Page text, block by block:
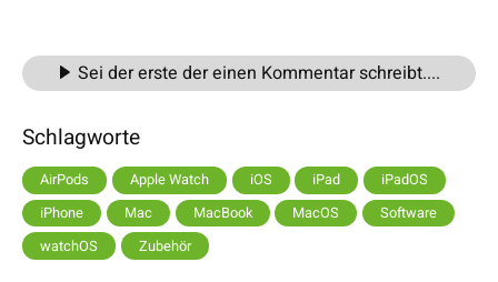
Sei der erste der einen Kommentar schreibt....
Schlagworte
AirPods Apple Watch iOS iPad
iPadOS
iPhone
Mac MacBook MacOS
Software
watchOS
Zubehör